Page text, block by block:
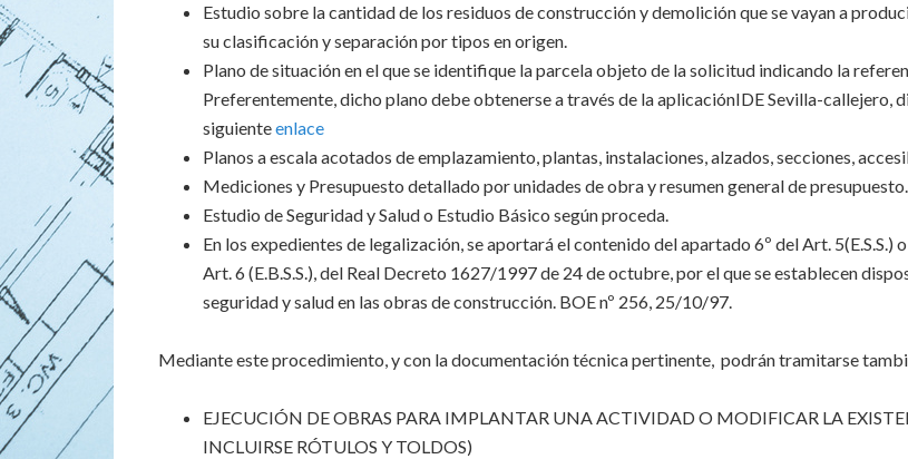
Estudio sobre la cantidad de los residuos de construcción y demolición que se vayan a
su clasificación y separación por tipos en origen.
Plano de situación en el que se identifique la parcela objeto de la solicitud indicando la
Preferentemente, dicho plano debe obtenerse a través de la aplicaciónIDE Sevilla-callejero,
siguienteenlace
Planos a escala acotados de emplazamiento, plantas, instalaciones, alzados, secciones,
Mediciones y Presupuesto detallado por unidades de obra y resumen general de presupuesto.
Estudio de Seguridad y Salud o Estudio Básico según proceda.
En los expedientes de legalización, se aportará el contenido del apartado 6º del Art. 5(E.S.S.)
Art. 6 (E.B.S.S.), del Real Decreto 1627/1997 de 24 de octubre, por el que se establecen
seguridad y salud en las obras de construcción. BOE nº 256, 25/10/97.
Mediante este procedimiento, y con la documentación técnica pertinente, podrán tramitarse
EJECUCIÓN DE OBRAS PARA IMPLANTAR UNA ACTIVIDAD O MODIFICAR LA
INCLUIRSE RÓTULOS Y TOLDOS)